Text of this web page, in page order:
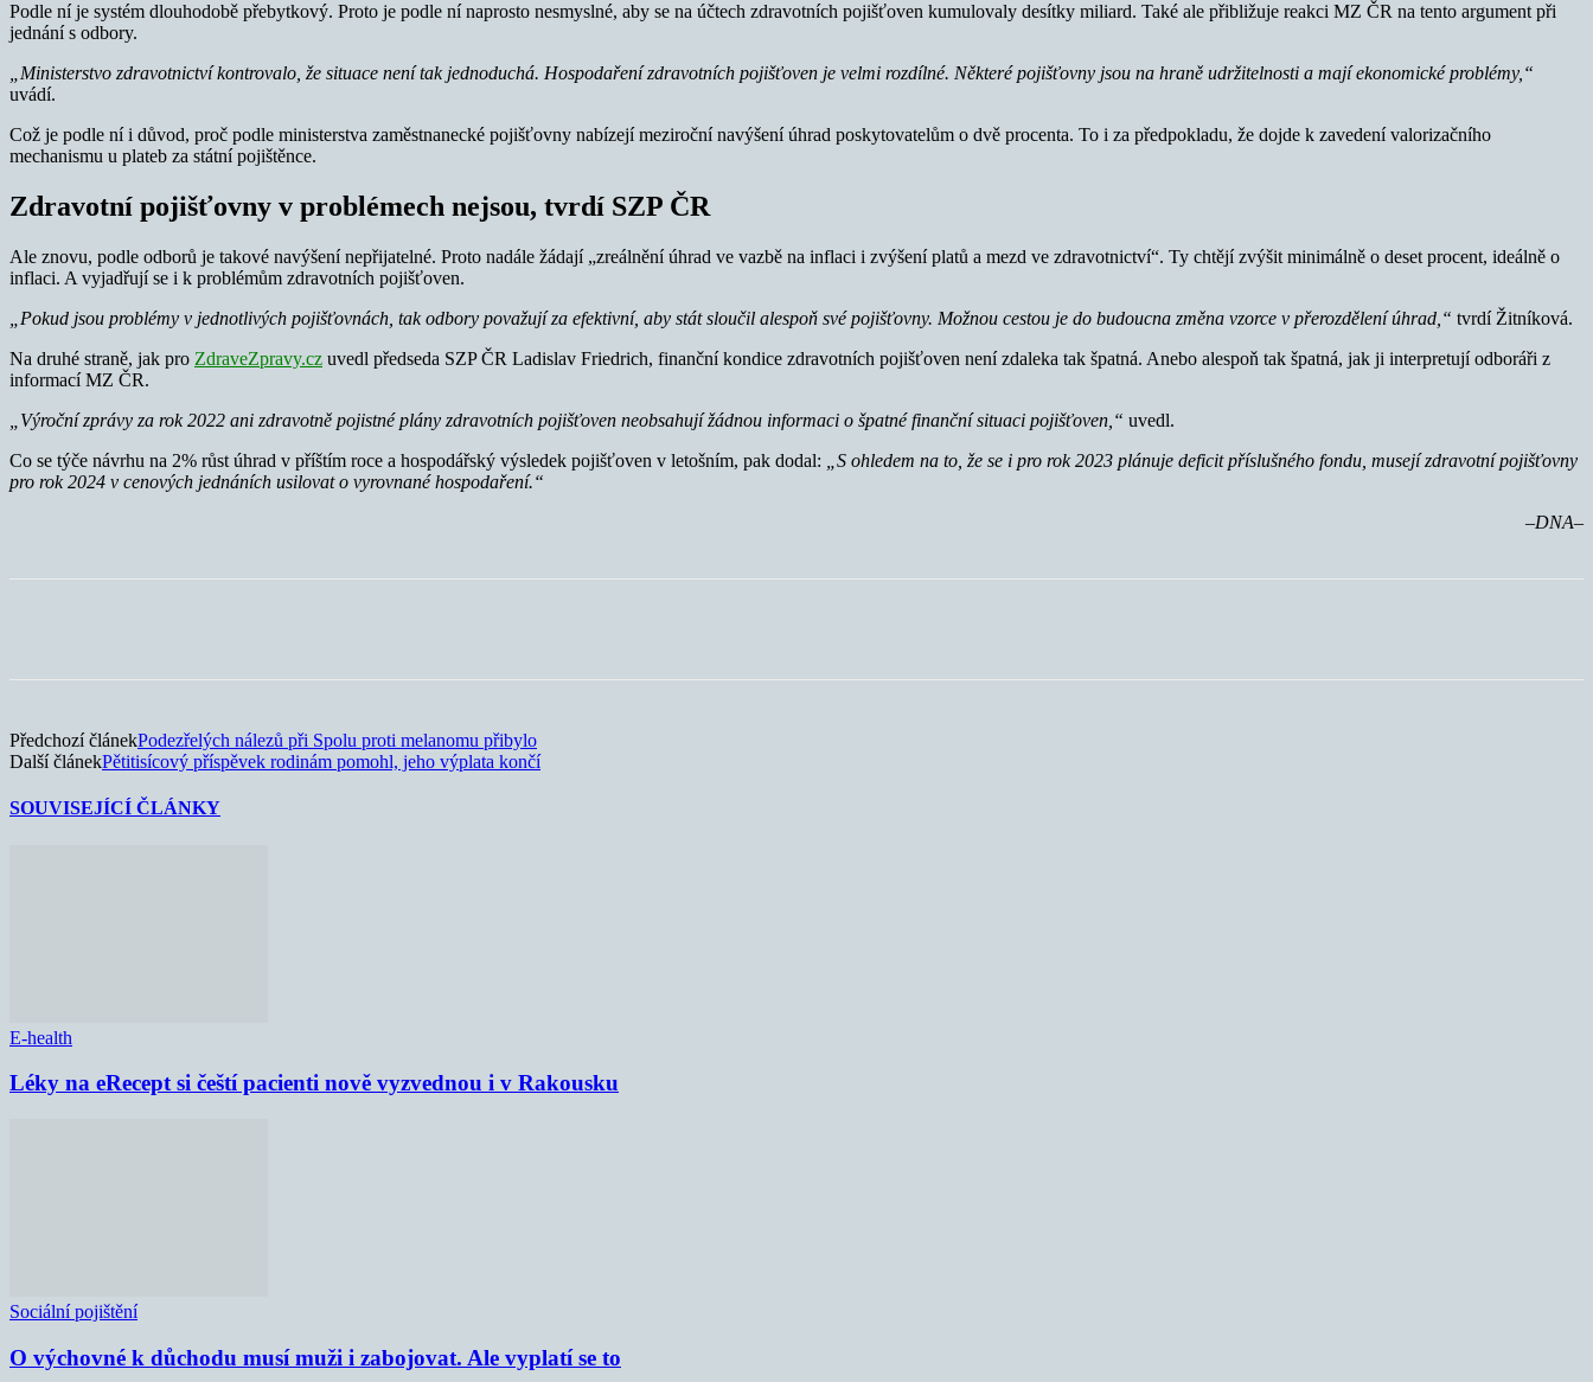
Podle ní je systém dlouhodobě přebytkový. Proto je podle ní naprosto nesmyslné, aby se na účtech zdravotních pojišťoven kumulovaly desítky miliard. Také ale přibližuje reakci MZ ČR na tento argument při
jednání s odbory.
„Ministerstvo zdravotnictví kontrovalo, že situace není tak jednoduchá. Hospodaření zdravotních pojišťoven je velmi rozdílné. Některé pojišťovny jsou na hraně udržitelnosti a mají ekonomické problémy,“
uvádí.
Což je podle ní i důvod, proč podle ministerstva zaměstnanecké pojišťovny nabízejí meziroční navýšení úhrad poskytovatelům o dvě procenta. To i za předpokladu, že dojde k zavedení valorizačního
mechanismu u plateb za státní pojištěnce.
Zdravotní pojišťovny v problémech nejsou, tvrdí SZP ČR
Ale znovu, podle odborů je takové navýšení nepřijatelné. Proto nadále žádají „zreálnění úhrad ve vazbě na inflaci i zvýšení platů a mezd ve zdravotnictví“. Ty chtějí zvýšit minimálně o deset procent, ideálně o
inflaci. A vyjadřují se i k problémům zdravotních pojišťoven.
„Pokud jsou problémy v jednotlivých pojišťovnách, tak odbory považují za efektivní, aby stát sloučil alespoň své pojišťovny. Možnou cestou je do budoucna změna vzorce v přerozdělení úhrad,“ tvrdí Žitníková.
Na druhé straně, jak pro ZdraveZpravy.cz uvedl předseda SZP ČR Ladislav Friedrich, finanční kondice zdravotních pojišťoven není zdaleka tak špatná. Anebo alespoň tak špatná, jak ji interpretují odboráři z
informací MZ ČR.
„Výroční zprávy za rok 2022 ani zdravotně pojistné plány zdravotních pojišťoven neobsahují žádnou informaci o špatné finanční situaci pojišťoven,“ uvedl.
Co se týče návrhu na 2% růst úhrad v příštím roce a hospodářský výsledek pojišťoven v letošním, pak dodal:
„S ohledem na to, že se i pro rok 2023 plánuje deficit příslušného fondu, musejí zdravotní pojišťovny
pro rok 2024 v cenových jednáních usilovat o vyrovnané hospodaření.“
–DNA–
Předchozí článekPodezřelých nálezů při Spolu proti melanomu přibylo
Další článekPětitisícový příspěvek rodinám pomohl, jeho výplata končí
SOUVISEJÍCÍ ČLÁNKY
E-health
Léky na eRecept si čeští pacienti nově vyzvednou i v Rakousku
Sociální pojištění
O výchovné k důchodu musí muži i zabojovat. Ale vyplatí se to